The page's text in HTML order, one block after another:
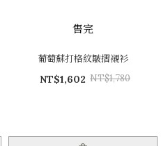
售完
葡萄蘇打格紋皺摺襯衫
NT$1,602 NT$1,780